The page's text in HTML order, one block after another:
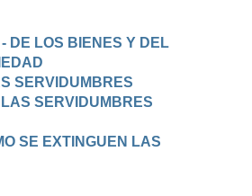
DE LOS BIENES Y DEL
SERVIDUMBRES
SERVIDUMBRES
SE EXTINGUEN LAS